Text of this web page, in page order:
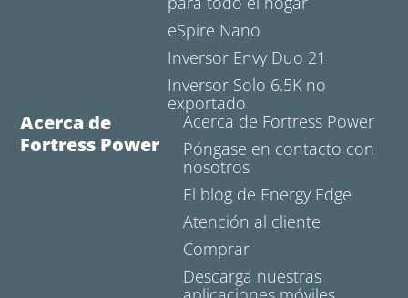
eSpire Nano
Inversor Envy Duo 21
Inversor Solo 6.5K no
exportado
Acerca de
Fortress Power
Acerca de Fortress Power
Póngase en contacto con
nosotros
El blog de Energy Edge
Atención al cliente
Comprar
Descarga nuestras